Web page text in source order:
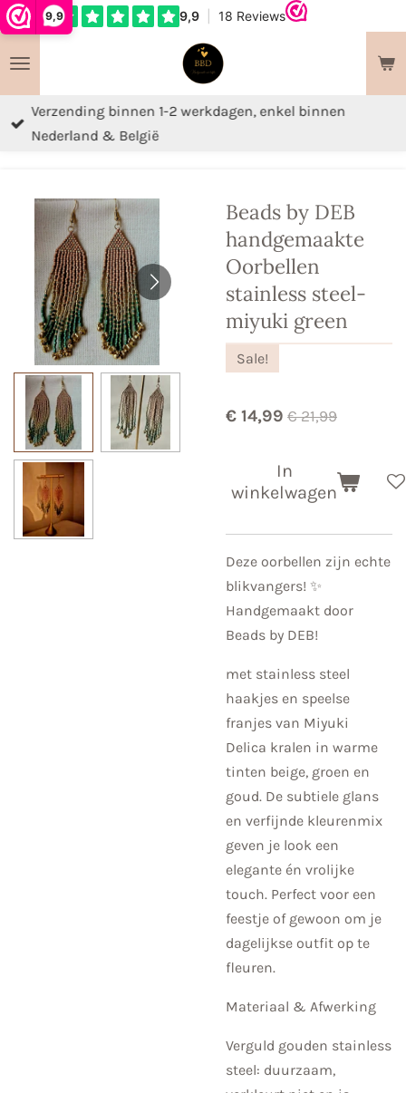
9,9
Ga
naar
de
hoofdinhoud
Verzending binnen 1-2 werkdagen, enkel binnen
Nederland & België
Beads by DEB
handgemaakte
Oorbellen
stainless steel-
miyuki green
Sale!
€ 14,99 € 21,99
In
winkelwagen
Deze oorbellen zijn echte
blikvangers! ✨
Handgemaakt door
Beads by DEB!
met stainless steel
haakjes en speelse
franjes van Miyuki
Delica kralen in warme
tinten beige, groen en
goud. De subtiele glans
en verfijnde kleurenmix
geven je look een
elegante én vrolijke
touch. Perfect voor een
feestje of gewoon om je
dagelijkse outfit op te
fleuren.
Materiaal & Afwerking
Verguld gouden stainless
steel: duurzaam,